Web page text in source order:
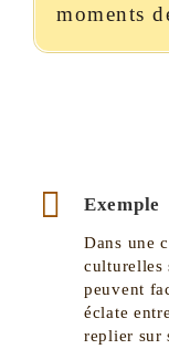
moments
Exemple
Dans une
culturelles
peuvent
éclate
replier sur